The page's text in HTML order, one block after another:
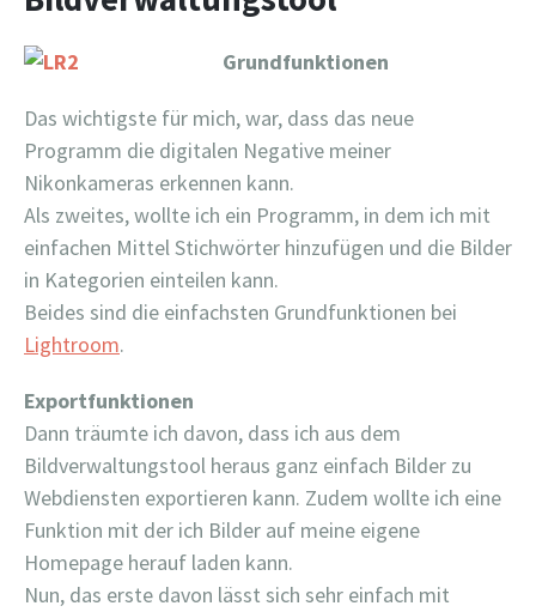
Grundfunktionen
Das wichtigste für mich, war, dass das neue
Programm die digitalen Negative meiner
Nikonkameras erkennen kann.
Als zweites, wollte ich ein Programm, in dem ich mit
einfachen Mittel Stichwörter hinzufügen und die Bilder
in Kategorien einteilen kann.
Beides sind die einfachsten Grundfunktionen bei
Lightroom.
Exportfunktionen
Dann träumte ich davon, dass ich aus dem
Bildverwaltungstool heraus ganz einfach Bilder zu
Webdiensten exportieren kann. Zudem wollte ich eine
Funktion mit der ich Bilder auf meine eigene
Homepage herauf laden kann.
Nun, das erste davon lässt sich sehr einfach mit